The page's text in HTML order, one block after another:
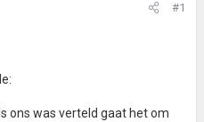
#1
ons was verteld gaat het om